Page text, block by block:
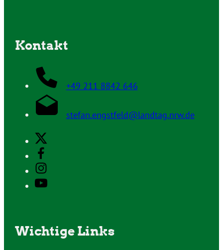
Kontakt
+49 211 8842 646
stefan.engstfeld@landtag.nrw.de
Wichtige Links